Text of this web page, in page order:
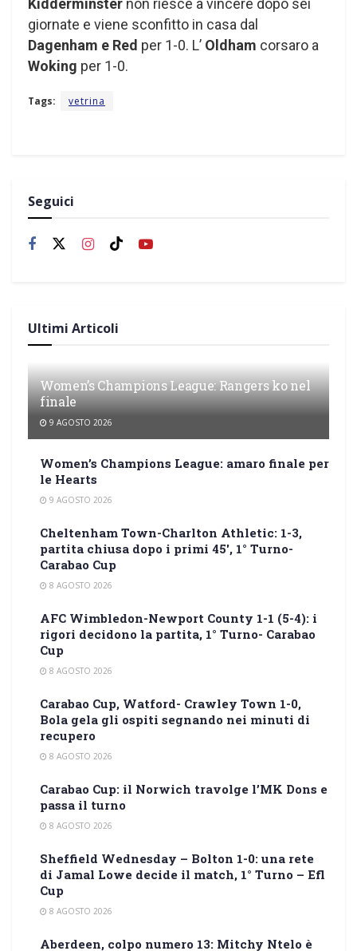
Kidderminster non riesce a vincere dopo sei
giornate e viene sconfitto in casa dal
Dagenham e Red per 1-0. L’ Oldham corsaro a
Woking per 1-0.
Tags: vetrina
Seguici
Ultimi Articoli
Women’s Champions League: Rangers ko nel
finale
9 AGOSTO 2026
Women’s Champions League: amaro finale per
le Hearts
9 AGOSTO 2026
Cheltenham Town-Charlton Athletic: 1-3,
partita chiusa dopo i primi 45′, 1° Turno-
Carabao Cup
8 AGOSTO 2026
AFC Wimbledon-Newport County 1-1 (5-4): i
rigori decidono la partita, 1° Turno- Carabao
Cup
8 AGOSTO 2026
Carabao Cup, Watford- Crawley Town 1-0,
Bola gela gli ospiti segnando nei minuti di
recupero
8 AGOSTO 2026
Carabao Cup: il Norwich travolge l’MK Dons e
passa il turno
8 AGOSTO 2026
Sheffield Wednesday – Bolton 1-0: una rete
di Jamal Lowe decide il match, 1° Turno – Efl
Cup
8 AGOSTO 2026
Aberdeen, colpo numero 13: Mitchy Ntelo è